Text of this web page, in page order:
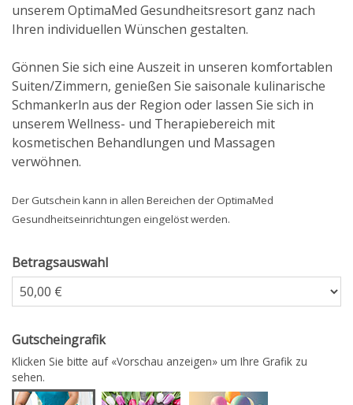
unserem OptimaMed Gesundheitsresort ganz nach
Ihren individuellen Wünschen gestalten.
Gönnen Sie sich eine Auszeit in unseren komfortablen
Suiten/Zimmern, genießen Sie saisonale kulinarische
Schmankerln aus der Region oder lassen Sie sich in
unserem Wellness- und Therapiebereich mit
kosmetischen Behandlungen und Massagen
verwöhnen.
Der Gutschein kann in allen Bereichen der OptimaMed
Gesundheitseinrichtungen eingelöst werden.
Betragsauswahl
Gutscheingrafik
Klicken Sie bitte auf «Vorschau anzeigen» um Ihre Grafik zu
sehen.